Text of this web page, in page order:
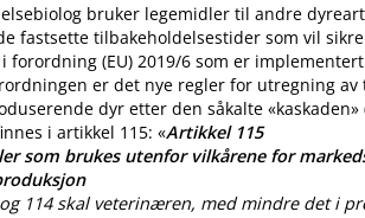
bruker legemidler til andre
fastsette tilbakeholdelsestider som vil
forordning (EU) 2019/6 som er
er det nye regler for utregning
dyr etter den såkalte
i artikkel 115: «Artikkel 115
som brukes utenfor vilkårene for
114 skal veterinæren, med mindre det i